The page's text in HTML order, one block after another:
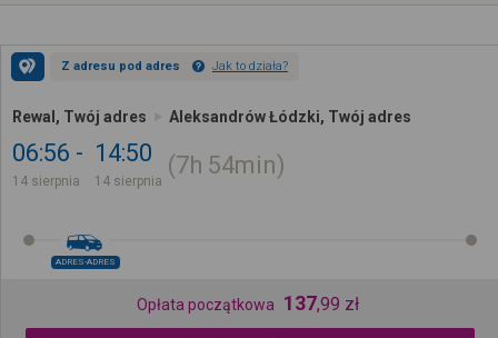
Z adresu pod adres Jak to działa?
Rewal, Twój adres Aleksandrów Łódzki, Twój adres
06:56
14 sierpnia
14:50
14 sierpnia
7h 54min
ADRES-ADRES
Opłata początkowa 137,99 zł